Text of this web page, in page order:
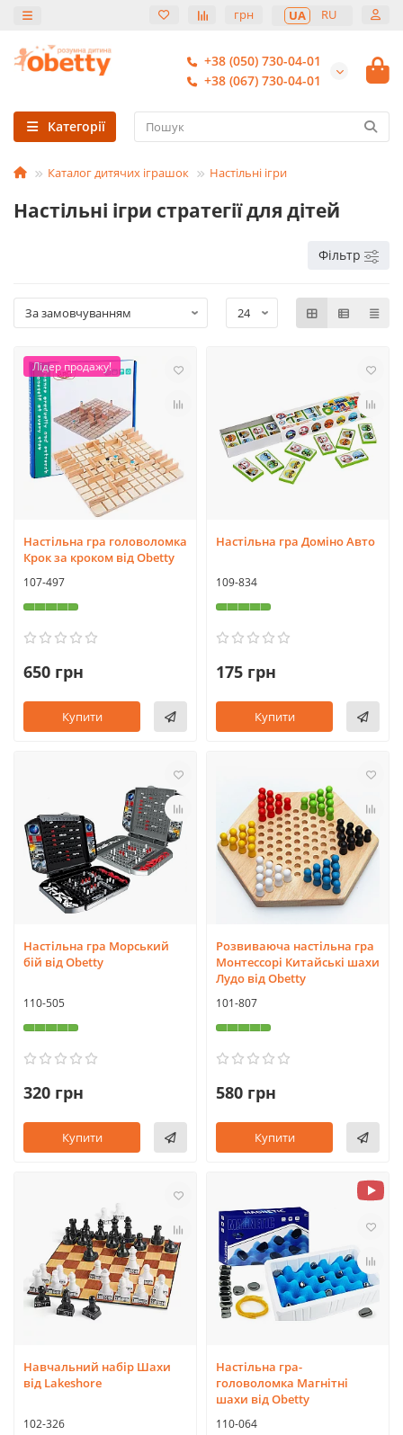
грн UA RU
+38 (050) 730-04-01
+38 (067) 730-04-01
Категорії
Каталог дитячих іграшок Настільні ігри
Настільні ігри стратегії для дітей
Фільтр
Лідер продажу!
Настільна гра головоломка
Крок за кроком від Obetty
107-497
650 грн
Купити
Настільна гра Доміно Авто
109-834
175 грн
Купити
Настільна гра Морський
бій від Obetty
110-505
320 грн
Купити
Розвиваюча настільна гра
Монтессорі Китайські шахи
Лудо від Obetty
101-807
580 грн
Купити
Навчальний набір Шахи
від Lakeshore
102-326
Настільна гра-
головоломка Магнітні
шахи від Obetty
110-064